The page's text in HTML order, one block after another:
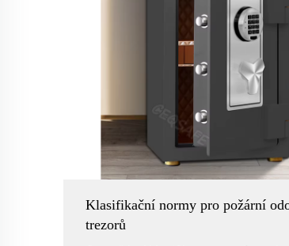
Klasifikační normy pro požární
trezorů